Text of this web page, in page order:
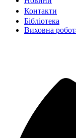
Контактиㅤㅤㅤㅤㅤ
Бібліотека
Виховна